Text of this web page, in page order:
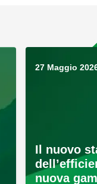
27 Maggio
Il nuovo
nuova